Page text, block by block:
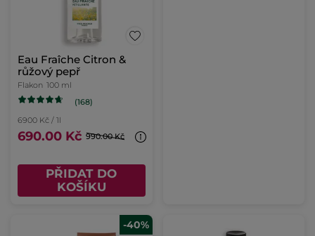
Eau Fraîche Citron &
růžový pepř
Flakon 100 ml
(168)
6900 Kč / 1l
690.00 Kč 990.00 Kč
PŘIDAT DO
KOŠÍKU
-40%